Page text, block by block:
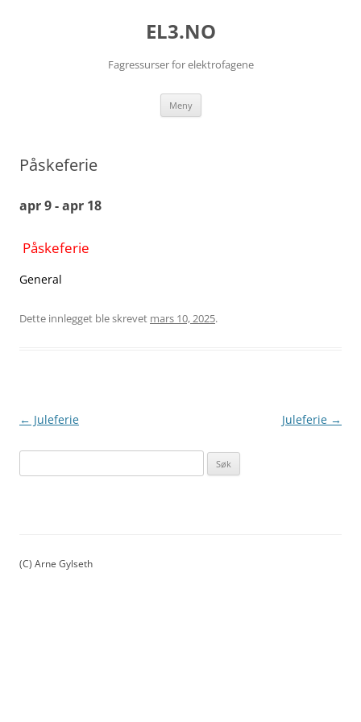
EL3.NO
Fagressurser for elektrofagene
Meny Hopp
innhold
Påskeferie
apr 9 - apr 18
Påskeferie
General
Dette innlegget ble skrevet mars 10, 2025.
Innleggsnavigasjon
← Juleferie Juleferie →
ø
t
(C) Arne Gylseth